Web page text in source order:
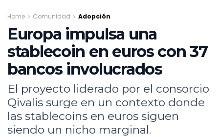
Home Comunidad Adopción
Europa impulsa una
stablecoin en euros con 37
bancos involucrados
El proyecto liderado por el consorcio
Qivalis surge en un contexto donde
las stablecoins en euros siguen
siendo un nicho marginal.